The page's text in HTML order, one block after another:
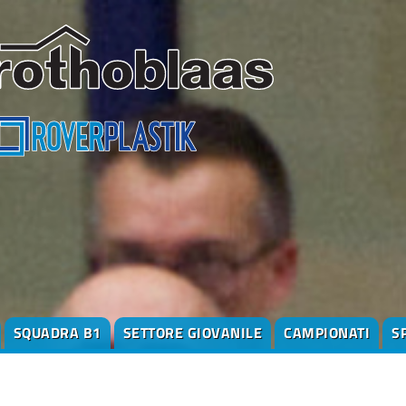
SQUADRA B1 SETTORE GIOVANILE CAMPIONATI